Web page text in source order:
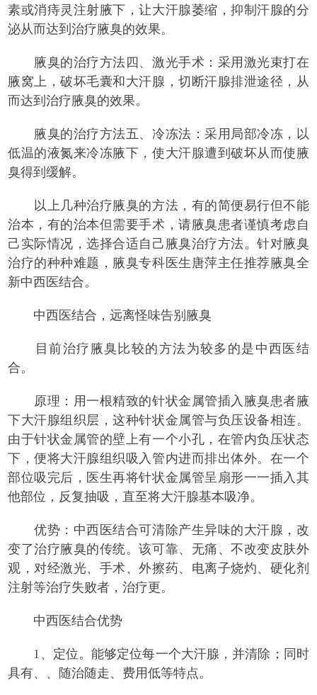
素或消痔灵注射腋下，让大汗腺萎缩，抑制汗腺的分
泌从而达到治疗腋臭的效果。
腋臭的治疗方法四、激光手术：采用激光束打在
腋窝上，破坏毛囊和大汗腺，切断汗腺排泄途径，从
而达到治疗腋臭的效果。
腋臭的治疗方法五、冷冻法：采用局部冷冻，以
低温的液氮来冷冻腋下，使大汗腺遭到破坏从而使腋
臭得到缓解。
以上几种治疗腋臭的方法，有的简便易行但不能
治本，有的治本但需要手术，请腋臭患者谨慎考虑自
己实际情况，选择合适自己腋臭治疗方法。针对腋臭
治疗的种种难题，腋臭专科医生唐萍主任推荐腋臭全
新中西医结合。
中西医结合，远离怪味告别腋臭
目前治疗腋臭比较的方法为较多的是中西医结
合。
原理：用一根精致的针状金属管插入腋臭患者腋
下大汗腺组织层，这种针状金属管与负压设备相连。
由于针状金属管的壁上有一个小孔，在管内负压状态
下，便将大汗腺组织吸入管内进而排出体外。在一个
部位吸完后，医生再将针状金属管呈扇形一一插入其
他部位，反复抽吸，直至将大汗腺基本吸净。
优势：中西医结合可清除产生异味的大汗腺，改
变了治疗腋臭的传统。该可靠、无痛、不改变皮肤外
观，对经激光、手术、外擦药、电离子烧灼、硬化剂
注射等治疗失败者，治疗更。
中西医结合优势
1、定位。能够定位每一个大汗腺，并清除；同时
具有、、随治随走、费用低等特点。